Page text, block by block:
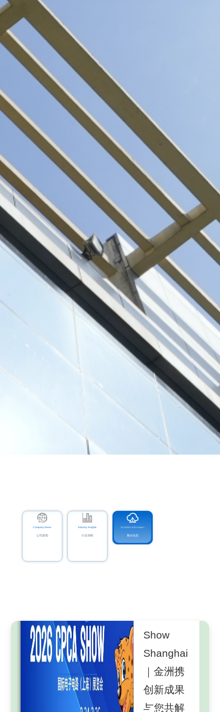
Company News
公司新闻
Industry Insights
行业洞察
Exhibition Information
展会信息
CCMT邀
请函｜金
洲携极小
Show
Shanghai
｜金洲携
创新成果
与您共解
Denburs
亮相2025
中华口腔
医学会牙
函 | 240
倍超级长
径比微钻
样品登
功成：
CPCA
SHOW
PLUS